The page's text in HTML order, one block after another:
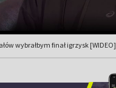
wybrałbym finał igrzysk [WIDEO]